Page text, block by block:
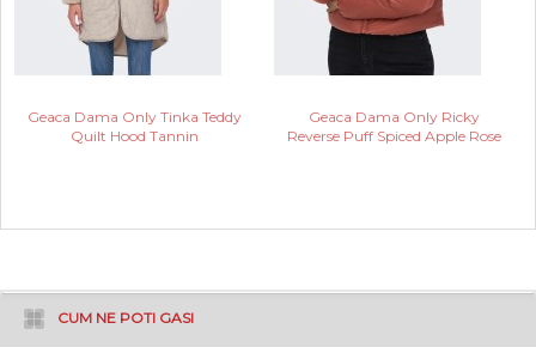
Geaca Dama Only Tinka Teddy
Quilt Hood Tannin
Geaca Dama Only Ricky
Reverse Puff Spiced Apple Rose
CUM NE POTI GASI